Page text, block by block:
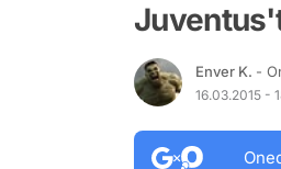
Enver K. -
16.03.2015 -